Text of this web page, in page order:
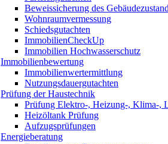
Beweissicherung des
Wohnraumvermessung
Schiedsgutachten
ImmobilienCheckUp
Immobilien Hochwasserschutz
Immobilienbewertung
Immobilienwertermittlung
Nutzungsdauergutachten
Prüfung der Haustechnik
Prüfung Elektro-, Heizung-, Klima-,
Heizöltank Prüfung
Aufzugsprüfungen
Energieberatung